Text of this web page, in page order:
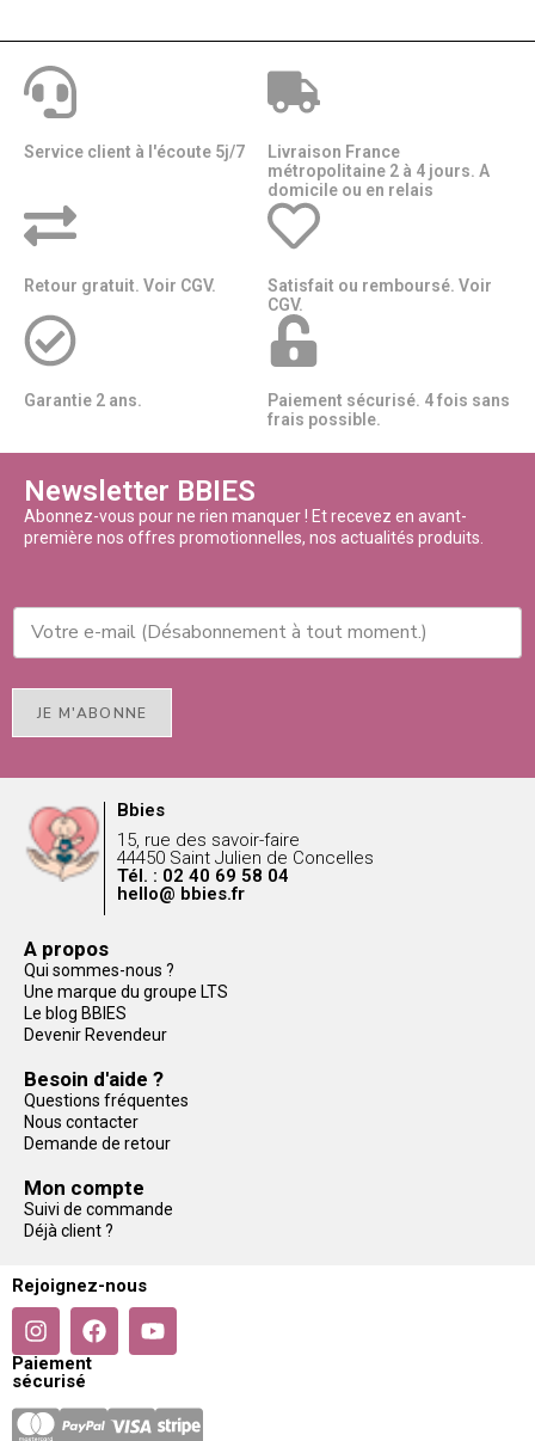
Service client à l'écoute 5j/7
Livraison France
métropolitaine 2 à 4 jours. A
domicile ou en relais​​
Retour gratuit. Voir CGV.
Satisfait ou remboursé. Voir
CGV.
Garantie 2 ans.
Paiement sécurisé. 4 fois sans
frais possible.
Newsletter BBIES
Abonnez-vous pour ne rien manquer ! Et recevez en avant-
première nos offres promotionnelles, nos actualités produits.
JE M'ABONNE
Bbies
15, rue des savoir-faire
44450 Saint Julien de Concelles
Tél. : 02 40 69 58 04
hello@ bbies.fr
A propos
Qui sommes-nous ?
Une marque du groupe LTS
Le blog BBIES
Devenir Revendeur
Besoin d'aide ?
Questions fréquentes
Nous contacter
Demande de retour
Mon compte
Suivi de commande
Déjà client ?
Rejoignez-nous
Paiement
sécurisé